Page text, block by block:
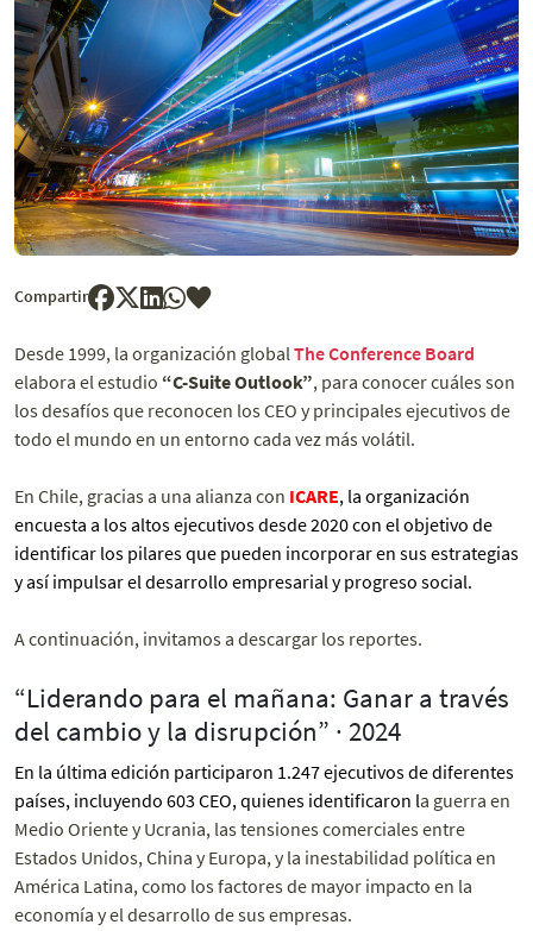
Compartir
Desde 1999, la organización global The Conference Board
elabora el estudio “C-Suite Outlook”, para conocer cuáles son
los desafíos que reconocen los CEO y principales ejecutivos de
todo el mundo en un entorno cada vez más volátil.
En Chile, gracias a una alianza con ICARE, la organización
encuesta a los altos ejecutivos desde 2020 con el objetivo de
identificar los pilares que pueden incorporar en sus estrategias
y así impulsar el desarrollo empresarial y progreso social.
A continuación, invitamos a descargar los reportes.
“Liderando para el mañana: Ganar a través
del cambio y la disrupción” · 2024
En la última edición participaron 1.247 ejecutivos de diferentes
países, incluyendo 603 CEO, quienes identificaron la guerra en
Medio Oriente y Ucrania, las tensiones comerciales entre
Estados Unidos, China y Europa, y la inestabilidad política en
América Latina, como los factores de mayor impacto en la
economía y el desarrollo de sus empresas.